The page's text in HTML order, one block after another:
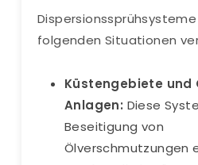
folgenden Situationen
Küstengebiete und
Anlagen: Diese
Beseitigung von
Ölverschmutzungen